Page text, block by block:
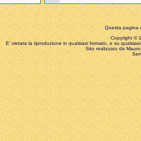
Questa pagina
Copyright ©
E' vietata la riproduzione in qualsiasi formato, e su
Sito realizzato da